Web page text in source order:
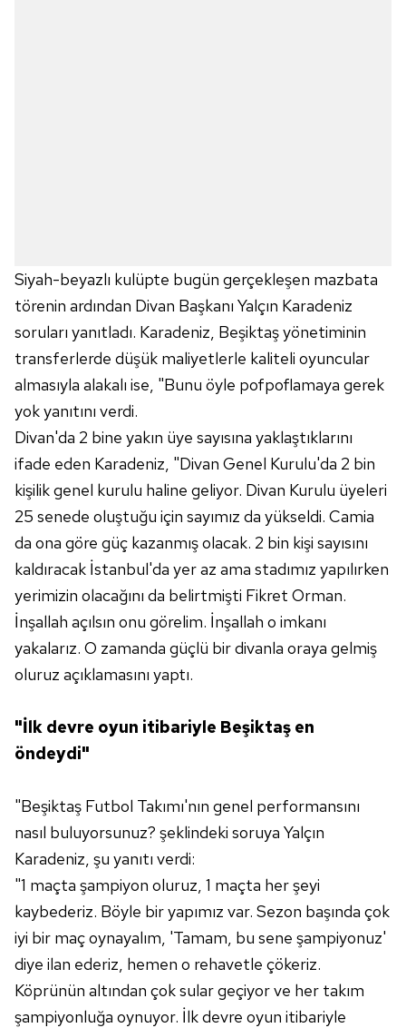
Siyah-beyazlı kulüpte bugün gerçekleşen mazbata
törenin ardından Divan Başkanı Yalçın Karadeniz
soruları yanıtladı. Karadeniz, Beşiktaş yönetiminin
transferlerde düşük maliyetlerle kaliteli oyuncular
almasıyla alakalı ise, "Bunu öyle pofpoflamaya gerek
yok yanıtını verdi.
Divan'da 2 bine yakın üye sayısına yaklaştıklarını
ifade eden Karadeniz, "Divan Genel Kurulu'da 2 bin
kişilik genel kurulu haline geliyor. Divan Kurulu üyeleri
25 senede oluştuğu için sayımız da yükseldi. Camia
da ona göre güç kazanmış olacak. 2 bin kişi sayısını
kaldıracak İstanbul'da yer az ama stadımız yapılırken
yerimizin olacağını da belirtmişti Fikret Orman.
İnşallah açılsın onu görelim. İnşallah o imkanı
yakalarız. O zamanda güçlü bir divanla oraya gelmiş
oluruz açıklamasını yaptı.
"İlk devre oyun itibariyle Beşiktaş en
öndeydi"
"Beşiktaş Futbol Takımı'nın genel performansını
nasıl buluyorsunuz? şeklindeki soruya Yalçın
Karadeniz, şu yanıtı verdi:
"1 maçta şampiyon oluruz, 1 maçta her şeyi
kaybederiz. Böyle bir yapımız var. Sezon başında çok
iyi bir maç oynayalım, 'Tamam, bu sene şampiyonuz'
diye ilan ederiz, hemen o rehavetle çökeriz.
Köprünün altından çok sular geçiyor ve her takım
şampiyonluğa oynuyor. İlk devre oyun itibariyle